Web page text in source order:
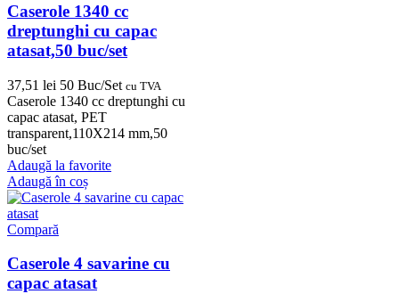
Caserole 1340 cc
dreptunghi cu capac
atasat,50 buc/set
37,51 lei 50 Buc/Set cu TVA
Caserole 1340 cc dreptunghi cu
capac atasat, PET
transparent,110X214 mm,50
buc/set
Adaugă la favorite
Adaugă în coș
Compară
Caserole 4 savarine cu
capac atasat